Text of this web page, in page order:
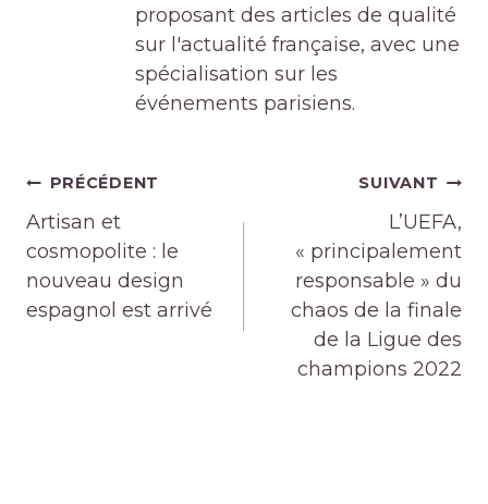
proposant des articles de qualité
sur l'actualité française, avec une
spécialisation sur les
événements parisiens.
Navigation
de
l’article
PRÉCÉDENT
Artisan et
cosmopolite : le
nouveau design
espagnol est arrivé
SUIVANT
L’UEFA,
« principalement
responsable » du
chaos de la finale
de la Ligue des
champions 2022